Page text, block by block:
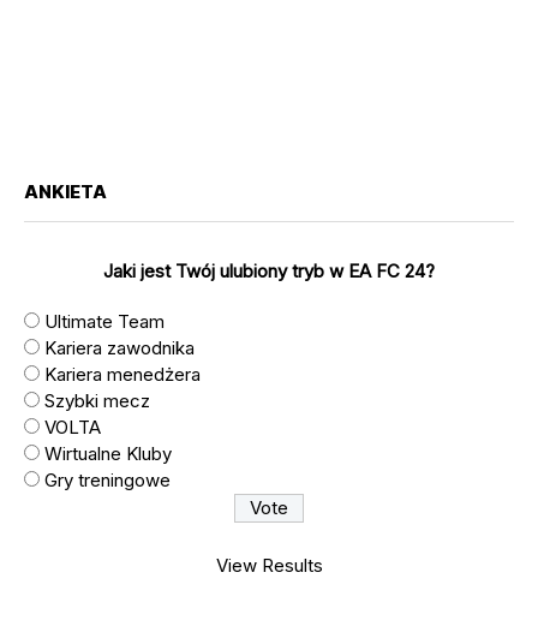
ANKIETA
Jaki jest Twój ulubiony tryb w EA FC 24?
Ultimate Team
Kariera zawodnika
Kariera menedżera
Szybki mecz
VOLTA
Wirtualne Kluby
Gry treningowe
View Results